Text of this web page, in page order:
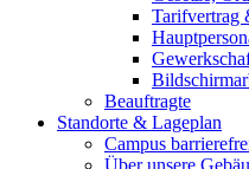
Tarifvertrag
Beauftragte
Standorte & Lageplan
Campus
Über unsere